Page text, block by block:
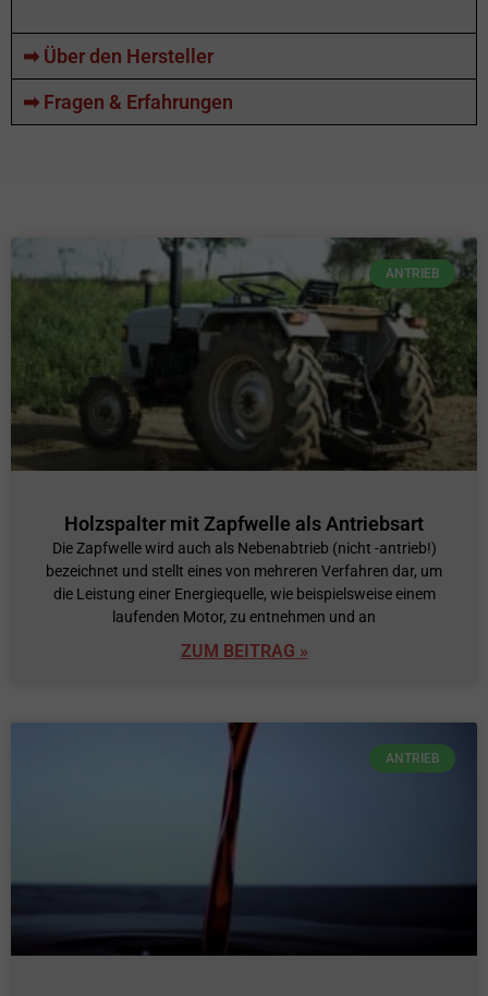
➡ Über den Hersteller
➡ Fragen & Erfahrungen
ANTRIEB
Holzspalter mit Zapfwelle als Antriebsart
Die Zapfwelle wird auch als Nebenabtrieb (nicht -antrieb!)
bezeichnet und stellt eines von mehreren Verfahren dar, um
die Leistung einer Energiequelle, wie beispielsweise einem
laufenden Motor, zu entnehmen und an
ZUM BEITRAG »
ANTRIEB